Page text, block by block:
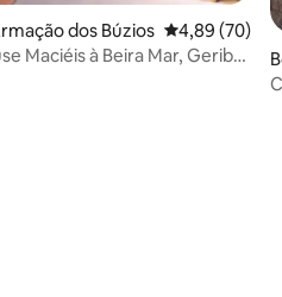
dos Búzios 4,89 av 5 i
4,89 (70)
Maciéis à Beira Mar, Geribá
s